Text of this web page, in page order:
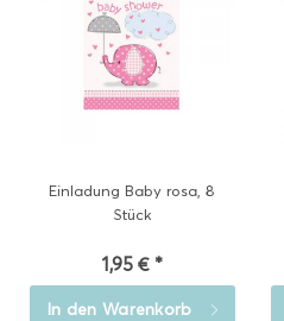
Einladung Baby rosa, 8
Stück
1,95 € *
In den Warenkorb